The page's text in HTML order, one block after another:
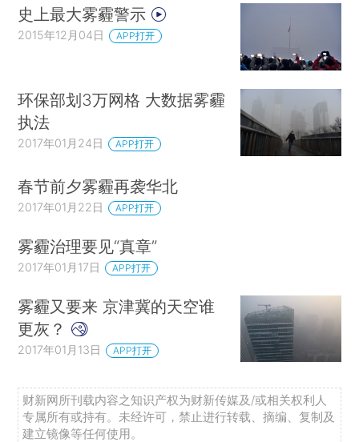
史上最大雾霾警示
2015年12月04日 APP打开
环保部划3万网格 大数据雾霾
执法
2017年01月24日 APP打开
春节前夕雾霾再袭华北
2017年01月22日 APP打开
雾霾治理要见“真章”
2017年01月17日 APP打开
雾霾又要来 京津冀的天空谁
更灰？
2017年01月13日 APP打开
财新网所刊载内容之知识产权为财新传媒及/或相关权利人
专属所有或持有。未经许可，禁止进行转载、摘编、复制及
建立镜像等任何使用。